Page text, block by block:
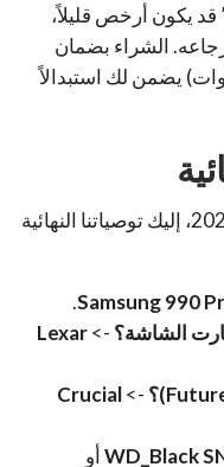
يكون أرخص قليلاً،
الشراء بضمان
المحلي (غالباً 3 أو 5 سنوات) يضمن لك استبدالاً
في نهاية رحلتنا لتحديث جهازك في 2026، إليك توصياتنا النهائية
Samsung 990
.
الشاشة؟ ->
Lexar
->
Crucial
WD_Blackأو